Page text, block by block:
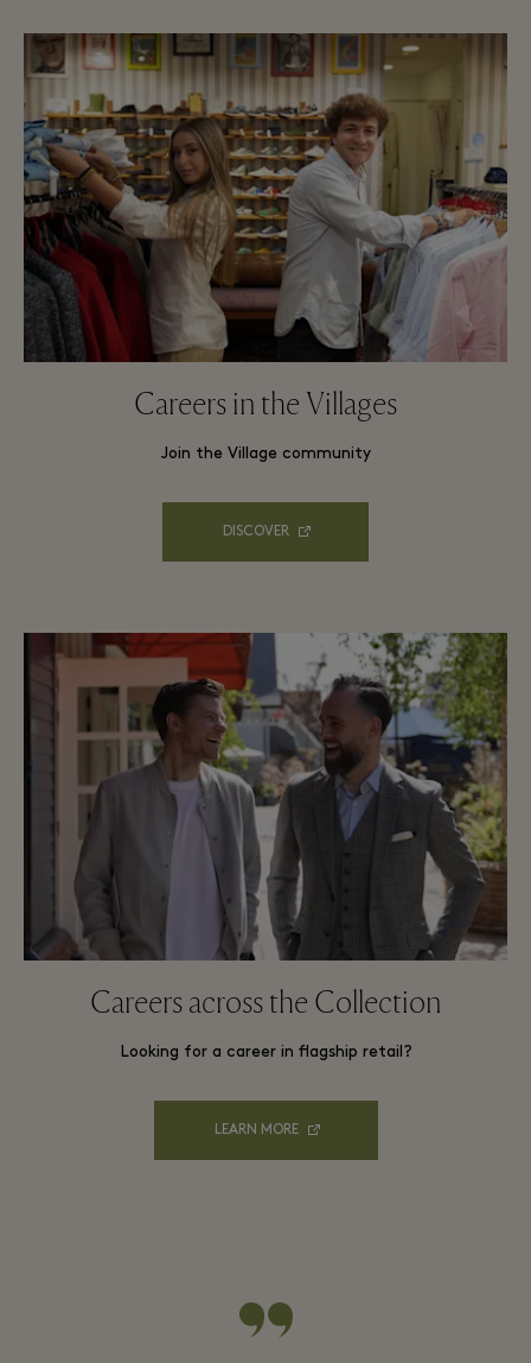
Careers in the Villages
Join the Village community
DISCOVER
Careers across the Collection
Looking for a career in flagship retail?
LEARN MORE